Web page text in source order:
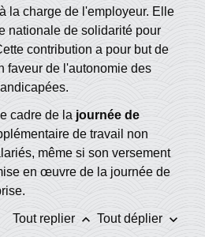
à la charge de l'employeur. Elle
nationale de solidarité pour
contribution a pour but de
faveur de l'autonomie des
cadre de la journée de
de travail non
même si son versement
en œuvre de la journée de
Tout replier keyboard_arrow_up Tout déplier keyboard_arrow_down